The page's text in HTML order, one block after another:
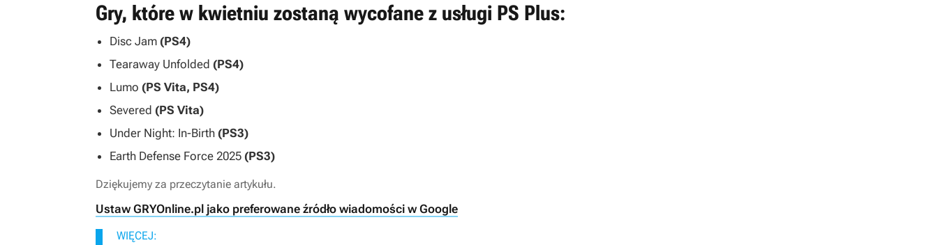
Gry, które w kwietniu zostaną wycofane z usługi PS Plus:
Disc Jam (PS4)
Tearaway Unfolded (PS4)
Lumo (PS Vita, PS4)
Severed (PS Vita)
Under Night: In-Birth (PS3)
Earth Defense Force 2025 (PS3)
Dziękujemy za przeczytanie artykułu.
Ustaw GRYOnline.pl jako preferowane źródło wiadomości w Google
WIĘCEJ: